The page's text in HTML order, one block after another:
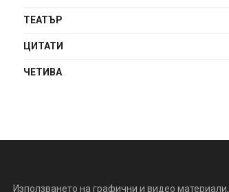
ТЕАТЪР
ЦИТАТИ
ЧЕТИВА
Използването на графични и видео материали,